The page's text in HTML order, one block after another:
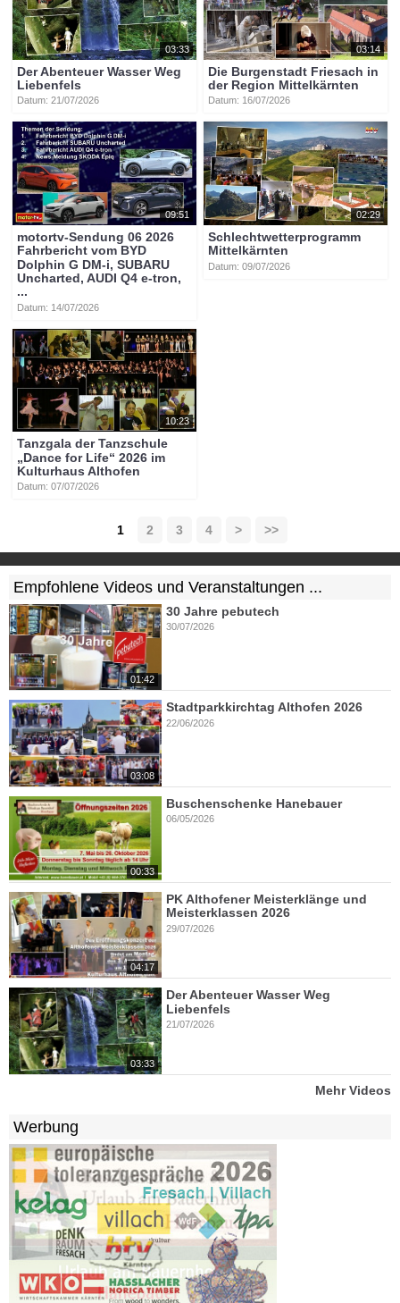
03:33
Der Abenteuer Wasser Weg
Liebenfels
Datum: 21/07/2026
03:14
Die Burgenstadt Friesach in
der Region Mittelkärnten
Datum: 16/07/2026
09:51
motortv-Sendung 06 2026
Fahrbericht vom BYD
Dolphin G DM-i, SUBARU
Uncharted, AUDI Q4 e-tron,
...
Datum: 14/07/2026
02:29
Schlechtwetterprogramm
Mittelkärnten
Datum: 09/07/2026
10:23
Tanzgala der Tanzschule
„Dance for Life“ 2026 im
Kulturhaus Althofen
Datum: 07/07/2026
1 2 3 4 > >>
Empfohlene Videos und Veranstaltungen ...
01:42
30 Jahre pebutech
30/07/2026
03:08
Stadtparkkirchtag Althofen 2026
22/06/2026
00:33
Buschenschenke Hanebauer
06/05/2026
04:17
PK Althofener Meisterklänge und
Meisterklassen 2026
29/07/2026
03:33
Der Abenteuer Wasser Weg
Liebenfels
21/07/2026
Mehr Videos
Werbung